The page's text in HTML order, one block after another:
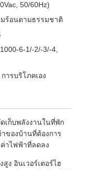
50/60Hz)
มร้อนตามธรรมชาติ
6-1/-2/-3/-4,
ารบริโภคเอง
เก็บพลังงานในที่พัก
ของบ้านที่ต้องการ
าไฟฟ้าที่ลดลง
ง อินเวอร์เตอร์ไฮ